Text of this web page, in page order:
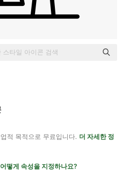
적 목적으로 무료입니다. 더 자세한 정
어떻게 속성을 지정하나요?